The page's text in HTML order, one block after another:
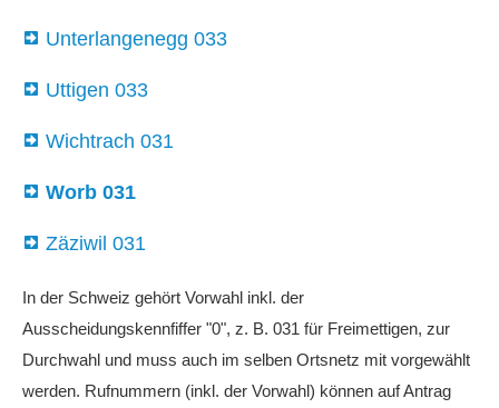
Unterlangenegg 033
Uttigen 033
Wichtrach 031
Worb 031
Zäziwil 031
In der Schweiz gehört Vorwahl inkl. der
Ausscheidungskennfiffer "0", z. B. 031 für Freimettigen, zur
Durchwahl und muss auch im selben Ortsnetz mit vorgewählt
werden. Rufnummern (inkl. der Vorwahl) können auf Antrag